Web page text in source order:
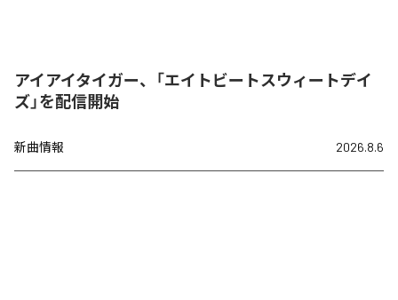
アイアイタイガー、「エイトビートスウィートデイ
ズ」を配信開始
新曲情報 2026.8.6